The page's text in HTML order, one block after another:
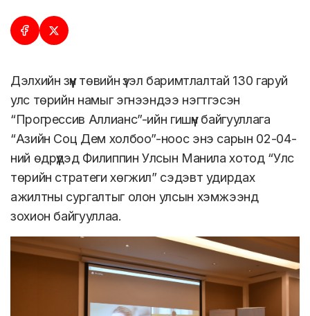
Дэлхийн зүүн төвийн үзэл баримтлалтай 130 гаруй
улс төрийн намыг эгнээндээ нэгтгэсэн
“Прогрессив Аллианс”-ийн гишүүн байгууллага
“Азийн Соц Дем холбоо”-ноос энэ сарын 02-04-
ний өдрүүдэд Филиппин Улсын Манила хотод “Улс
төрийн стратеги хөгжил” сэдэвт удирдах
ажилтны сургалтыг олон улсын хэмжээнд
зохион байгууллаа.